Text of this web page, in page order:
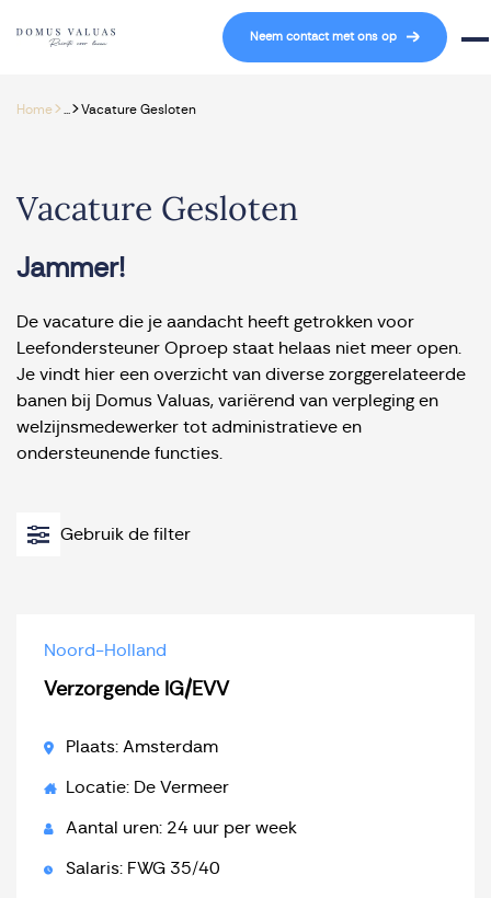
Navigatie overslaan
Neem contact met ons op
Home> >Vacature Gesloten
Vacature Gesloten
Jammer!
De vacature die je aandacht heeft getrokken voor
Leefondersteuner Oproep staat helaas niet meer open.
Je vindt hier een overzicht van diverse zorggerelateerde
banen bij Domus Valuas, variërend van verpleging en
welzijnsmedewerker tot administratieve en
ondersteunende functies.
Gebruik de filter
Noord-Holland
Verzorgende IG/EVV
Plaats: Amsterdam
Locatie: De Vermeer
Aantal uren: 24 uur per week
Salaris: FWG 35/40